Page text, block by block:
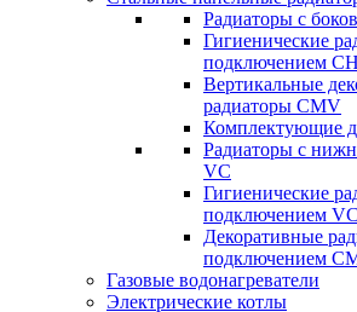
Радиаторы c
Гигиенические
подключением CH
Вертикальные
радиаторы CMV
Комплектующие
Радиаторы c
VC
Гигиенические
подключением
Декоративные
подключением
Газовые водонагреватели
Электрические котлы